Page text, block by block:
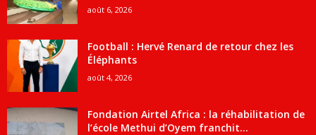
août 6, 2026
Football : Hervé Renard de retour chez les
Éléphants
août 4, 2026
Fondation Airtel Africa : la réhabilitation de
l’école Methui d’Oyem franchit...